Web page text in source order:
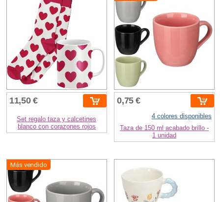
11,50 €
Set regalo taza y calcetines
blanco con corazones rojos
0,75 €
4 colores disponibles
Taza de 150 ml acabado brillo -
1 unidad
Más vendido